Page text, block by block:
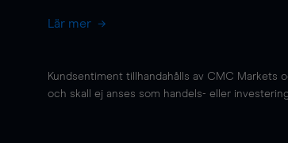
Lär mer
Kundsentiment tillhandahålls av CMC Markets
och skall ej anses som handels- eller